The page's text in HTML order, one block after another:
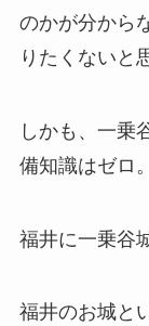
のかが分から
りたくないと
しかも、一乗
備知識はゼロ。
福井に一乗谷
福井のお城と